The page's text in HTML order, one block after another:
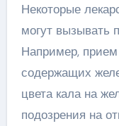
Некоторые
могут вызывать
Например, прием
содержащих
цвета кала на
подозрения на